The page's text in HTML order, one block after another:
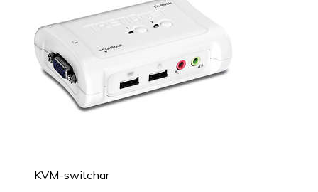
KVM-switchar